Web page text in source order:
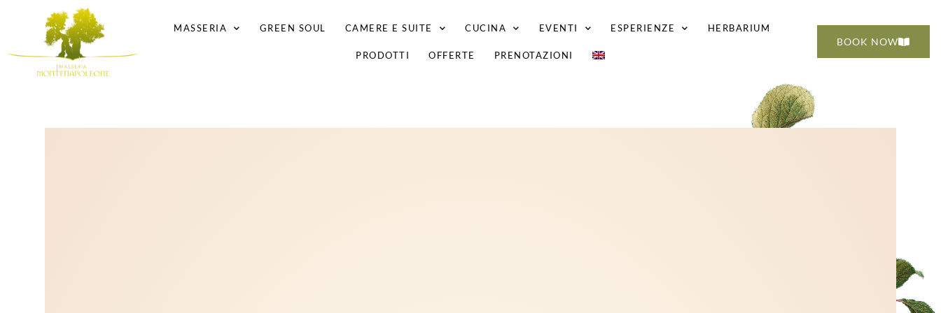
MASSERIA GREEN SOUL CAMERE E SUITE CUCINA EVENTI ESPERIENZE HERBARIUM
PRODOTTI OFFERTE PRENOTAZIONI
BOOK NOW